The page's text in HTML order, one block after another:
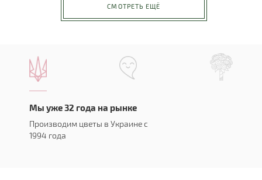
СМОТРЕТЬ ЕЩЁ
Мы уже 32 года на рынке
Производим цветы в Украине с
1994 года